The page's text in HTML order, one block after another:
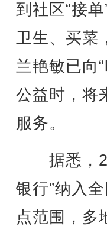
到社区“接
卫生、买菜
兰艳敏已向
公益时，将
服务。
据悉，
银行”纳入
点范围，多